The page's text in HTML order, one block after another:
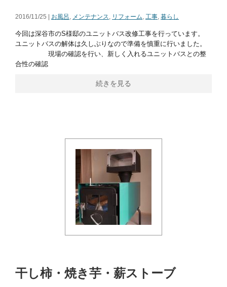
2016/11/25 | お風呂, メンテナンス, リフォーム, 工事, 暮らし
今回は深谷市のS様邸のユニットバス改修工事を行っています。
ユニットバスの解体は久しぶりなので準備を慎重に行いました。
現場の確認を行い、新しく入れるユニットバスとの整
合性の確認
続きを見る
干し柿・焼き芋・薪ストーブ